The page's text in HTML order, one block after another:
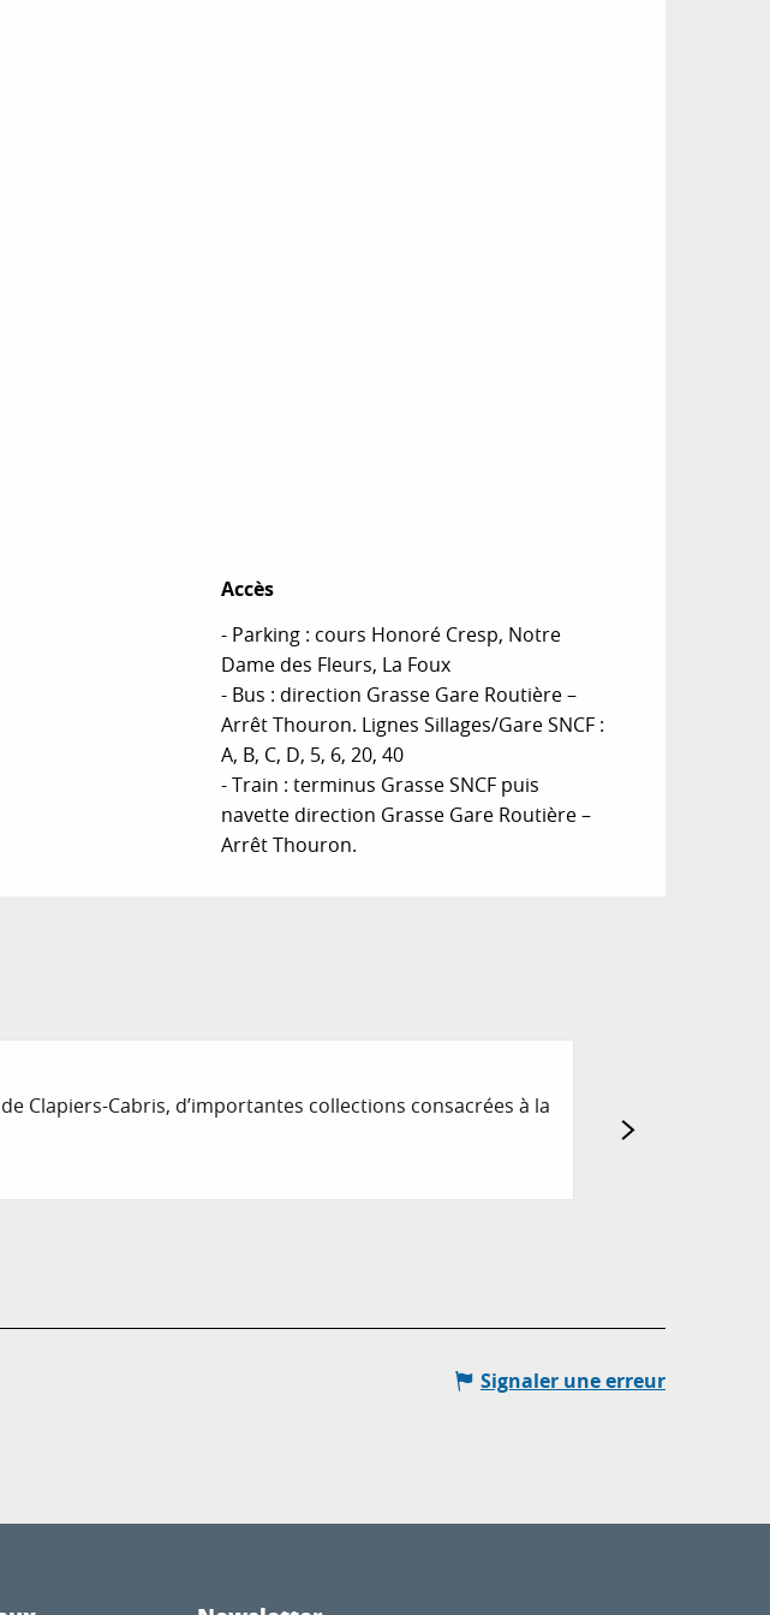
Accès
Accès
- Parking : cours Honoré Cresp, Notre
Dame des Fleurs, La Foux
- Bus : direction Grasse Gare Routière –
Arrêt Thouron. Lignes Sillages/Gare SNCF :
A, B, C, D, 5, 6, 20, 40
- Train : terminus Grasse SNCF puis
navette direction Grasse Gare Routière –
Arrêt Thouron.
Clapiers-Cabris, d’importantes collections consacrées à la
Grasse (1722-
Signaler une erreur